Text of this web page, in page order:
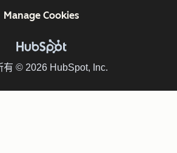
有 © 2026 HubSpot, Inc.
Manage Cookies